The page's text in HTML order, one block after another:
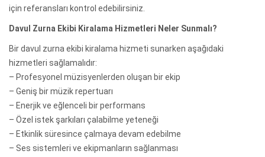
için referansları kontrol edebilirsiniz.
Davul Zurna Ekibi Kiralama Hizmetleri Neler Sunmalı?
Bir davul zurna ekibi kiralama hizmeti sunarken aşağıdaki
hizmetleri sağlamalıdır:
– Profesyonel müzisyenlerden oluşan bir ekip
– Geniş bir müzik repertuarı
– Enerjik ve eğlenceli bir performans
– Özel istek şarkıları çalabilme yeteneği
– Etkinlik süresince çalmaya devam edebilme
– Ses sistemleri ve ekipmanların sağlanması